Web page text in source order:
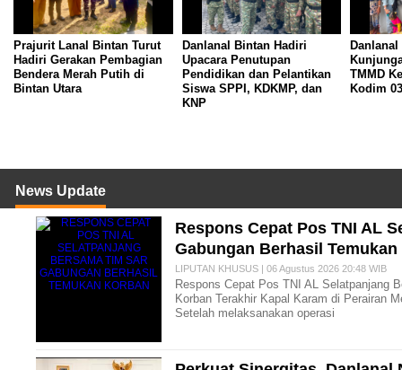
Prajurit Lanal Bintan Turut
Hadiri Gerakan Pembagian
Bendera Merah Putih di
Bintan Utara
Danlanal Bintan Hadiri
Upacara Penutupan
Pendidikan dan Pelantikan
Siswa SPPI, KDKMP, dan
KNP
TMMD
Kodim
News Update
Respons Cepat Pos TNI AL
Gabungan Berhasil
LIPUTAN KHUSUS | 06 Agustus 2026 20:48 WIB
Respons Cepat Pos TNI AL Selatpanjang
Korban Terakhir Kapal Karam di Perairan
Setelah melaksanakan operasi